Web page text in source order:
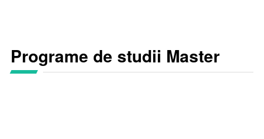
Programe de studii Master